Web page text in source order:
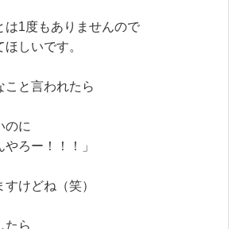
は1度もありませんので
しいです。
こと言われたら
のに
ろー！！！」
けどね（笑）
たら